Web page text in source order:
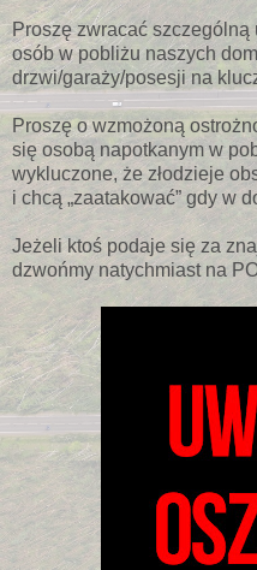
Proszę zwracać szczególną
osób w pobliżu naszych
drzwi/garaży/posesji na
Proszę o wzmożoną
się osobą napotkanym w
wykluczone, że złodzieje
i chcą „zaatakować” gdy w
Jeżeli ktoś podaje się za
dzwońmy natychmiast na